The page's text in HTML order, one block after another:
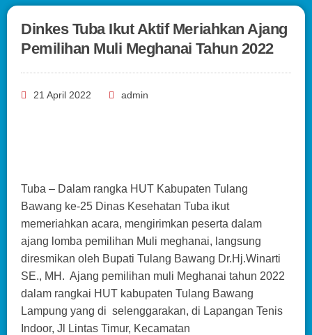
Dinkes Tuba Ikut Aktif Meriahkan Ajang
Pemilihan Muli Meghanai Tahun 2022
21 April 2022 admin
Tuba – Dalam rangka HUT Kabupaten Tulang
Bawang ke-25 Dinas Kesehatan Tuba ikut
memeriahkan acara, mengirimkan peserta dalam
ajang lomba pemilihan Muli meghanai, langsung
diresmikan oleh Bupati Tulang Bawang Dr.Hj.Winarti
SE., MH. Ajang pemilihan muli Meghanai tahun 2022
dalam rangkai HUT kabupaten Tulang Bawang
Lampung yang di selenggarakan, di Lapangan Tenis
Indoor, Jl Lintas Timur, Kecamatan